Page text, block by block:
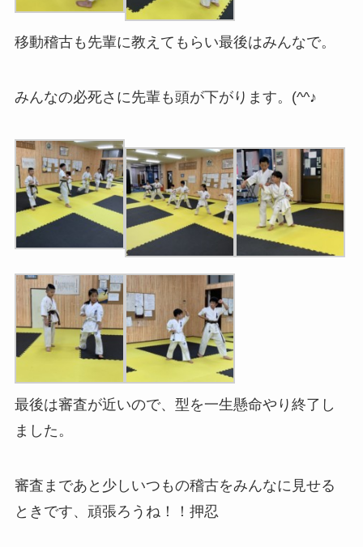
移動稽古も先輩に教えてもらい最後はみんなで。
みんなの必死さに先輩も頭が下がります。(^^♪
最後は審査が近いので、型を一生懸命やり終了し
ました。
審査まであと少しいつもの稽古をみんなに見せる
ときです、頑張ろうね！！押忍